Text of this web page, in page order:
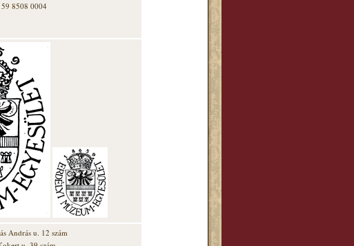
8508 0004
András u. 12 szám